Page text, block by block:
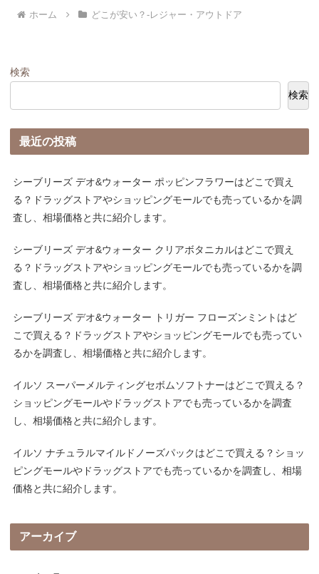
ホーム どこが安い？-レジャー・アウトドア
検索
検索
最近の投稿
シーブリーズ デオ&ウォーター ポッピンフラワーはどこで買え
る？ドラッグストアやショッピングモールでも売っているかを調
査し、相場価格と共に紹介します。
シーブリーズ デオ&ウォーター クリアボタニカルはどこで買え
る？ドラッグストアやショッピングモールでも売っているかを調
査し、相場価格と共に紹介します。
シーブリーズ デオ&ウォーター トリガー フローズンミントはど
こで買える？ドラッグストアやショッピングモールでも売ってい
るかを調査し、相場価格と共に紹介します。
イルソ スーパーメルティングセボムソフトナーはどこで買える？
ショッピングモールやドラッグストアでも売っているかを調査
し、相場価格と共に紹介します。
イルソ ナチュラルマイルドノーズパックはどこで買える？ショッ
ピングモールやドラッグストアでも売っているかを調査し、相場
価格と共に紹介します。
アーカイブ